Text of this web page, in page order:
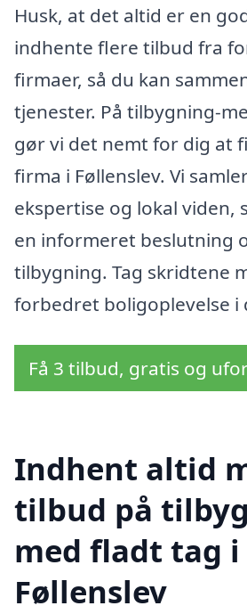
Husk, at det altid er en
indhente flere tilbud fra
firmaer, så du kan
tjenester. På tilbygning-
gør vi det nemt for dig at
firma i Føllenslev. Vi
ekspertise og lokal viden,
en informeret beslutning
tilbygning. Tag skridtene
forbedret boligoplevelse i
Få 3 tilbud, gratis og
Indhent altid
tilbud på
med fladt tag i
Føllenslev